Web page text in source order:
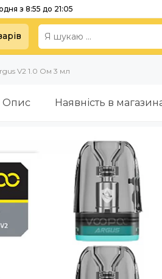
з 8:55 до 21:05
V2 1.0 Ом 3 мл
Опис Наявність в